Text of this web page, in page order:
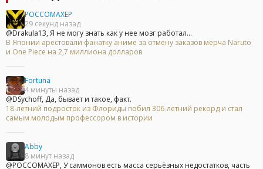
POCCOMAXEP
29 секунд назад
@Drakula13, Я не могу знать как у нее мозг работал...
В Японии арестовали фанатку аниме за отмену заказов мерча Naruto
и One Piece на 2,7 миллиона долларов
Fortuna
4 минуты назад
@DSychoff, Да, бывает и такое, факт.
18-летний подросток из Флориды побил 306-летний рекорд и стал
самым молодым профессором в истории
Abby
8 минут назад
@POCCOMAXEP, У саммонов есть масса серьёзных недостатков, часть